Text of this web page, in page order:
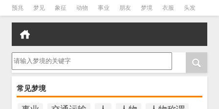
预兆 梦见 象征 动物 事业 朋友 梦境 衣服 头发
孕妇 孩子 吵架 房子
常见梦境